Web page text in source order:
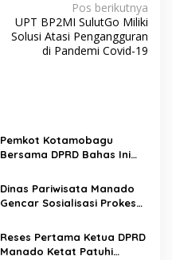
Pos berikutnya
UPT BP2MI SulutGo Miliki
Solusi Atasi Pengangguran
di Pandemi Covid-19
Pemkot Kotamobagu
Bersama DPRD Bahas Ini
RPJPD
Dinas Pariwisata Manado
Gencar Sosialisasi Prokes
Reses Pertama Ketua DPRD
Manado Ketat Patuhi